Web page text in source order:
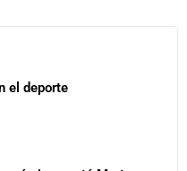
el deporte